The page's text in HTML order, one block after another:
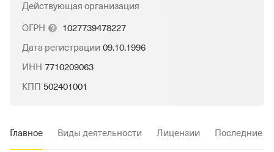
Действующая организация
ОГРН
1027739478227
Дата регистрации 09.10.1996
ИНН 7710209063
КПП 502401001
Главное Виды деятельности Лицензии Последние